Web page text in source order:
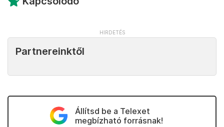
Partnereinktől
Állítsd be a Telexet
megbízható forrásnak!